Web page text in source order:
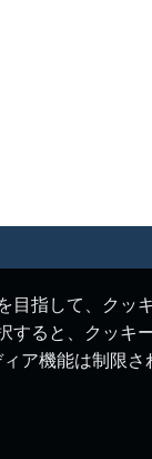
指して、ク
ると、クッ
ア機能は制限